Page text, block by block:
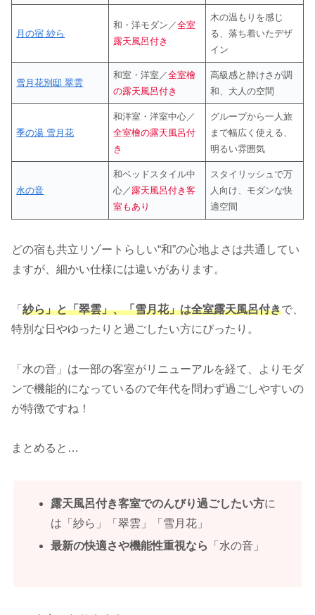
月の宿 紗ら
和・洋モダン／全室
露天風呂付き
木の温もりを感じ
る、落ち着いたデザ
イン
雪月花別邸 翠雲
和室・洋室／全室檜
の露天風呂付き
高級感と静けさが調
和、大人の空間
季の湯 雪月花
和洋室・洋室中心／
全室檜の露天風呂付
き
グループから一人旅
まで幅広く使える、
明るい雰囲気
水の音
和ベッドスタイル中
心／ 露天風呂付き客
室もあり
スタイリッシュで万
人向け、モダンな快
適空間
どの宿も共立リゾートらしい“和”の心地よさは共通してい
ますが、細かい仕様には違いがあります。
「 紗ら」と「翠雲」、「雪月花」は全室露天風呂付きで、
特別な日やゆったりと過ごしたい方にぴったり。
「水の音」は一部の客室がリニューアルを経て、よりモダ
ンで機能的になっているので年代を問わず過ごしやすいの
が特徴ですね！
まとめると…
露天風呂付き客室でのんびり過ごしたい方に
は「紗ら」「翠雲」「雪月花」
最新の快適さや機能性重視なら
「水の音」